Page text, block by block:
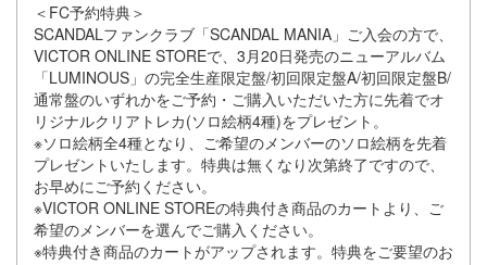
＜FC予約特典＞
SCANDALファンクラブ「SCANDAL MANIA」ご入会の方で、
VICTOR ONLINE STOREで、3月20日発売のニューアルバム
「LUMINOUS」の完全生産限定盤/初回限定盤A/初回限定盤B/
通常盤のいずれかをご予約・ご購入いただいた方に先着でオ
リジナルクリアトレカ(ソロ絵柄4種)をプレゼント。
※ソロ絵柄全4種となり、ご希望のメンバーのソロ絵柄を先着
プレゼントいたします。特典は無くなり次第終了ですので、
お早めにご予約ください。
※VICTOR ONLINE STOREの特典付き商品のカートより、ご
希望のメンバーを選んでご購入ください。
※特典付き商品のカートがアップされます。特典をご要望のお